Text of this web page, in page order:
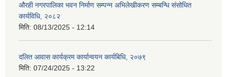
औरही नगरपालिका भवन निर्माण सम्पन्न अभिलेखीकरण सम्बन्धि संसोधित
कार्यविधि, २०८२
मिति: 08/13/2025 - 12:14
दलित आवास कार्यक्रम कार्यान्वयन कार्यबिधि, २०७९
मिति: 07/24/2025 - 13:22